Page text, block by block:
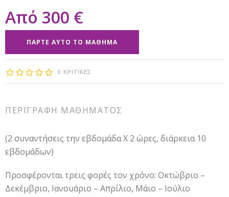
300 €
ΠΆΡΤΕ ΑΥΤΌ ΤΟ ΜΆΘΗΜΑ
0 ΚΡΙΤΙΚΈΣ
ΠΕΡΙΓΡΑΦΉ ΜΑΘΉΜΑΤΟΣ
(2 συναντήσεις την εβδομάδα Χ 2 ώρες, διάρκεια 10
εβδομάδων)
Προσφέρονται τρεις φορές τον χρόνο: Οκτώβριο –
Δεκέμβριο, Ιανουάριο – Απρίλιο, Μάιο – Ιούλιο